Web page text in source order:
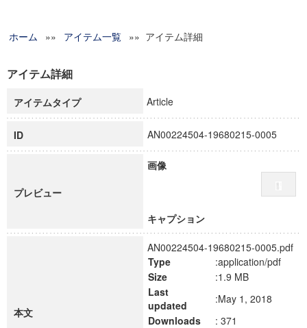
グローバルリサーチインスティテュート
科学研究費補助金研究成果報告書
慶應義塾大学グローバルCOEプログラム市民社会ガバナンス
慶應義塾大学グローバルCOEプログラム論理と感性の先端的
博士課程教育リーディングプログラム「超成熟社会発展のサ
学術雑誌掲載論文等(8)
ホーム »» アイテム一覧 »» アイテム詳細
アイテム詳細
アイテムタイプ Article
ID AN00224504-19680215-0005
プレビュー
画像
キャプション
本文
AN00224504-19680215-0005.pdf
Type
:application/pdf
Size
:1.9 MB
Last
updated
:May 1, 2018
Downloads
: 371